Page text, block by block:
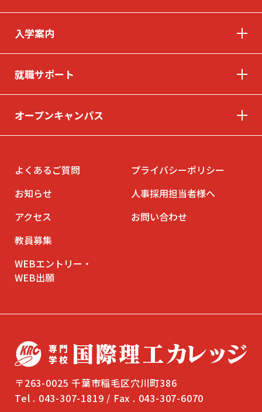
入学案内
就職サポート
オープンキャンパス
よくあるご質問
お知らせ
アクセス
教員募集
WEBエントリー・
WEB出願
プライバシーポリシー
人事採用担当者様へ
お問い合わせ
〒263-0025 千葉市稲毛区穴川町386
Tel . 043-307-1819 / Fax . 043-307-6070